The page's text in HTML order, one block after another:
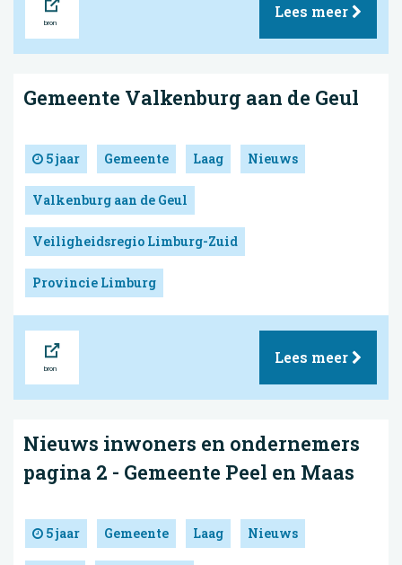
Lees meer
Gemeente Valkenburg aan de Geul
5 jaar Gemeente Laag Nieuws
Valkenburg aan de Geul
Veiligheidsregio Limburg-Zuid
Provincie Limburg
Lees meer
Nieuws inwoners en ondernemers
pagina 2 - Gemeente Peel en Maas
5 jaar Gemeente Laag Nieuws